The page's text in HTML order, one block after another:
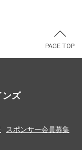
PAGE TOP
ンズ
スポンサー会員募集